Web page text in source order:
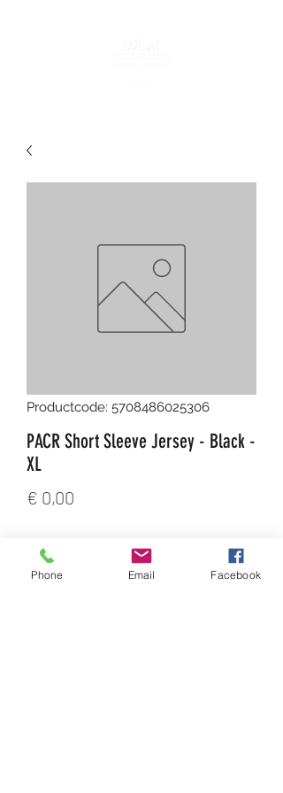
Productcode: 5708486025306
PACR Short Sleeve Jersey - Black -
XL
€ 0,00
Aantal
Phone Email Facebook